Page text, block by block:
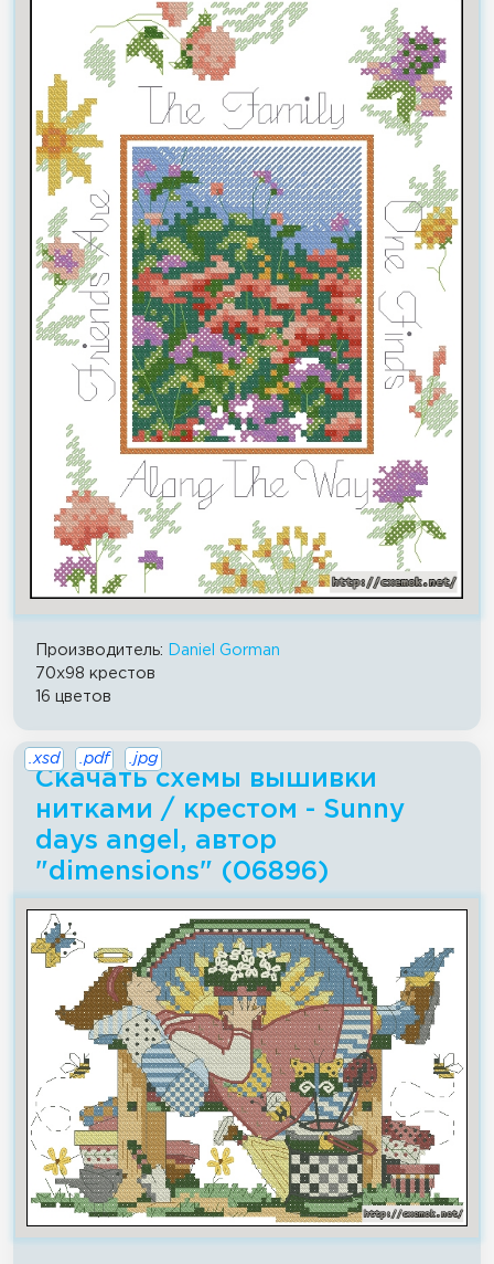
Производитель:
Daniel Gorman
70x98 крестов
16 цветов
Скачать схемы вышивки
нитками / крестом - Sunny
days angel, автор
"dimensions" (06896)
.xsd .pdf .jpg